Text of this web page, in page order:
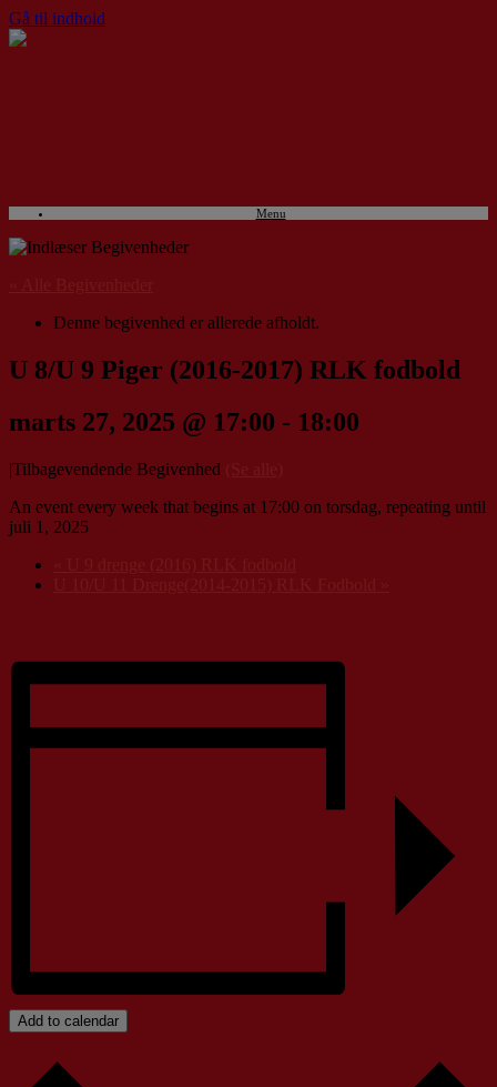
Gå til indhold
Menu
Denne begivenhed er allerede afholdt.
U 8/U 9 Piger (2016-2017) RLK fodbold
marts 27, 2025 @ 17:00 - 18:00
|Tilbagevendende Begivenhed
An event every week that begins at 17:00 on torsdag, repeating until
juli 1, 2025
Add to calendar